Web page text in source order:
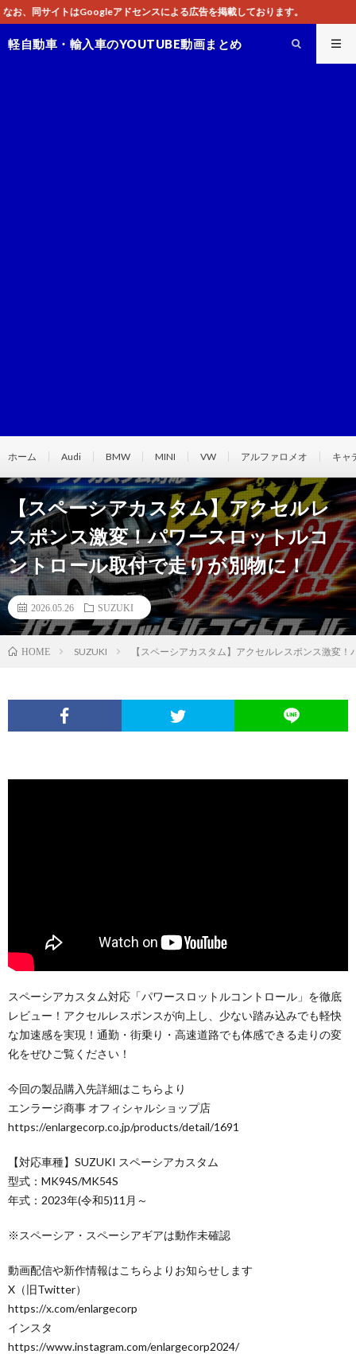
ンスによる広告を掲載しております。
軽自動車・輸入車のYOUTUBE動画まとめ
ホーム Audi BMW MINI VW アルファロメオ キャ
【スペーシアカスタム】アクセルレ
スポンス激変！パワースロットルコ
ントロール取付で走りが別物に！
2026.05.26 SUZUKI
HOME SUZUKI 【スペーシアカスタム】アクセルレスポンス激変
スペーシアカスタム対応「パワースロットルコントロール」を徹底
レビュー！アクセルレスポンスが向上し、少ない踏み込みでも軽快
な加速感を実現！通勤・街乗り・高速道路でも体感できる走りの変
化をぜひご覧ください！
今回の製品購入先詳細はこちらより
エンラージ商事 オフィシャルショップ店
https://enlargecorp.co.jp/products/detail/1691
【対応車種】SUZUKI スペーシアカスタム
型式：MK94S/MK54S
年式：2023年(令和5)11月～
※スペーシア・スペーシアギアは動作未確認
動画配信や新作情報はこちらよりお知らせします
X（旧Twitter）
https://x.com/enlargecorp
インスタ
https://www.instagram.com/enlargecorp2024/